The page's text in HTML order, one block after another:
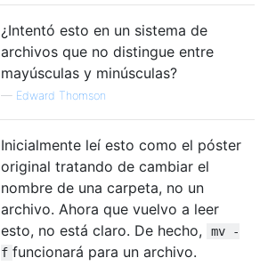
¿Intentó esto en un sistema de
archivos que no distingue entre
mayúsculas y minúsculas?
— Edward Thomson
Inicialmente leí esto como el póster
original tratando de cambiar el
nombre de una carpeta, no un
archivo. Ahora que vuelvo a leer
esto, no está claro. De hecho,
mv -
f funcionará para un archivo.